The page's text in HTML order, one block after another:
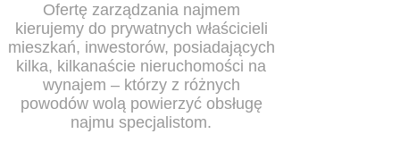
Ofertę zarządzania najmem
kierujemy do prywatnych właścicieli
mieszkań, inwestorów, posiadających
kilka, kilkanaście nieruchomości na
wynajem – którzy z różnych
powodów wolą powierzyć obsługę
najmu specjalistom.